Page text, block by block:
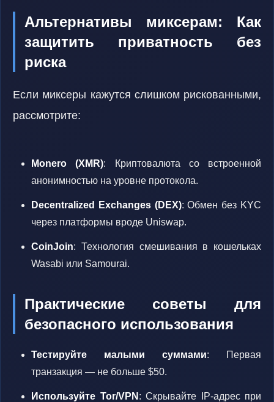
Альтернативы миксерам: Как
защитить приватность без
риска
Если миксеры кажутся слишком рискованными,
рассмотрите:
Monero (XMR): Криптовалюта со встроенной
анонимностью на уровне протокола.
Decentralized Exchanges (DEX): Обмен без KYC
через платформы вроде Uniswap.
CoinJoin: Технология смешивания в кошельках
Wasabi или Samourai.
Практические советы для
безопасного использования
Тестируйте малыми суммами: Первая
транзакция — не больше $50.
Используйте Tor/VPN : Скрывайте IP-адрес при